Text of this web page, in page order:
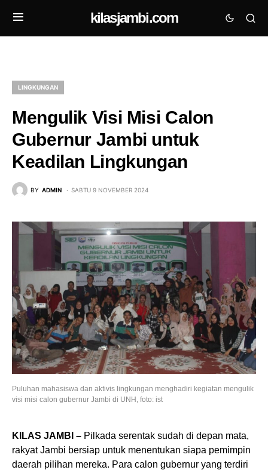
kilasjambi.com
LINGKUNGAN
Mengulik Visi Misi Calon
Gubernur Jambi untuk
Keadilan Lingkungan
BY ADMIN SABTU 9 NOVEMBER 2024
Puluhan mahasiswa dan aktivis lingkungan menghadiri kegiatan mengulik
visi misi calon gubernur Jambi di UNH, foto: ist
KILAS JAMBI – Pilkada serentak sudah di depan mata,
rakyat Jambi bersiap untuk menentukan siapa pemimpin
daerah pilihan mereka. Para calon gubernur yang terdiri